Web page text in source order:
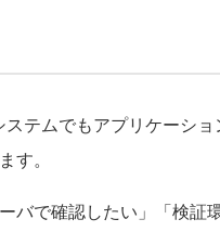
テムでもアプリケーシ
す。
バで確認したい」「検証